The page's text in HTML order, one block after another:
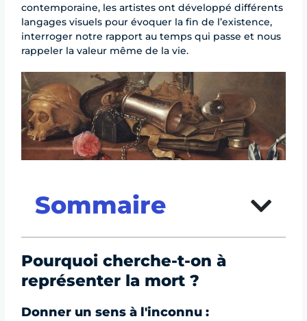
contemporaine, les artistes ont développé différents
langages visuels pour évoquer la fin de l’existence,
interroger notre rapport au temps qui passe et nous
rappeler la valeur même de la vie.
Sommaire
Pourquoi cherche-t-on à
représenter la mort ?
Donner un sens à l'inconnu :